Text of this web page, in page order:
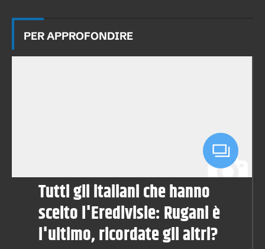
PER APPROFONDIRE
Tutti gli italiani che hanno
scelto l'Eredivisie: Rugani è
l'ultimo, ricordate gli altri?